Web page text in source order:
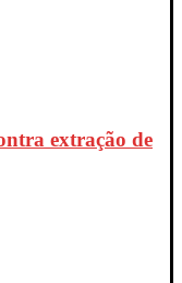
extração de